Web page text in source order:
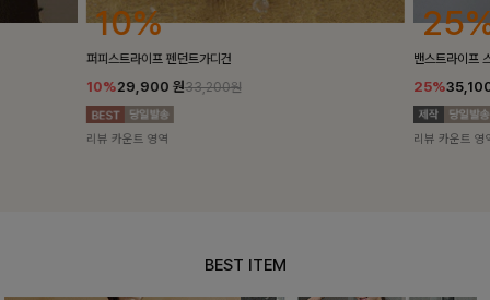
25%
밴스트라이프 스트링원피스
25%35,100 원46,800원
리뷰 카운트 영역
10%
[5천장돌파/
10%
리뷰 카운트 영
BEST ITEM